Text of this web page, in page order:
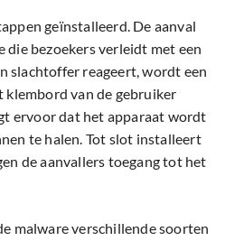
geïnstalleerd. De aanval
die bezoekers verleidt met een
slachtoffer reageert, wordt een
van de gebruiker
ervoor dat het apparaat wordt
te halen. Tot slot installeert
de aanvallers toegang tot het
malware verschillende soorten